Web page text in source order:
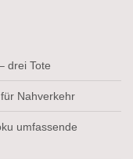
drei Tote
Nahverkehr
umfassende